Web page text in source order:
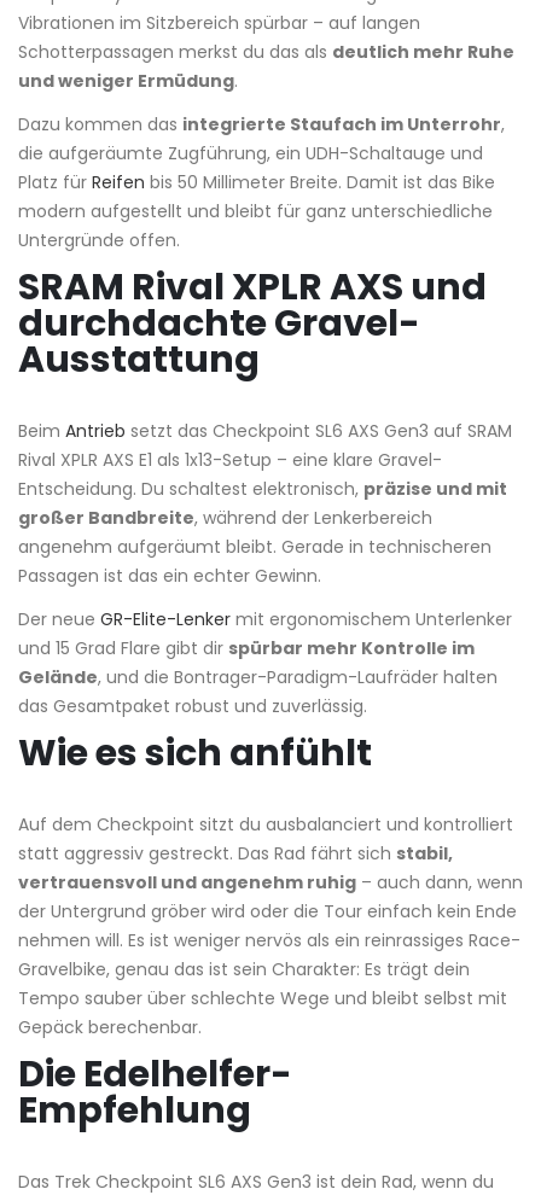
Vibrationen im Sitzbereich spürbar – auf langen
Schotterpassagen merkst du das als deutlich mehr Ruhe
und weniger Ermüdung.
Dazu kommen das integrierte Staufach im Unterrohr,
die aufgeräumte Zugführung, ein UDH-Schaltauge und
Platz für Reifen bis 50 Millimeter Breite. Damit ist das Bike
modern aufgestellt und bleibt für ganz unterschiedliche
Untergründe offen.
SRAM Rival XPLR AXS und
durchdachte Gravel-
Ausstattung
Beim Antrieb setzt das Checkpoint SL6 AXS Gen3 auf SRAM
Rival XPLR AXS E1 als 1x13-Setup – eine klare Gravel-
Entscheidung. Du schaltest elektronisch, präzise und mit
großer Bandbreite, während der Lenkerbereich
angenehm aufgeräumt bleibt. Gerade in technischeren
Passagen ist das ein echter Gewinn.
Der neue GR-Elite-Lenker mit ergonomischem Unterlenker
und 15 Grad Flare gibt dir spürbar mehr Kontrolle im
Gelände, und die Bontrager-Paradigm-Laufräder halten
das Gesamtpaket robust und zuverlässig.
Wie es sich anfühlt
Auf dem Checkpoint sitzt du ausbalanciert und kontrolliert
statt aggressiv gestreckt. Das Rad fährt sich stabil,
vertrauensvoll und angenehm ruhig – auch dann, wenn
der Untergrund gröber wird oder die Tour einfach kein Ende
nehmen will. Es ist weniger nervös als ein reinrassiges Race-
Gravelbike, genau das ist sein Charakter: Es trägt dein
Tempo sauber über schlechte Wege und bleibt selbst mit
Gepäck berechenbar.
Die Edelhelfer-
Empfehlung
Das Trek Checkpoint SL6 AXS Gen3 ist dein Rad, wenn du